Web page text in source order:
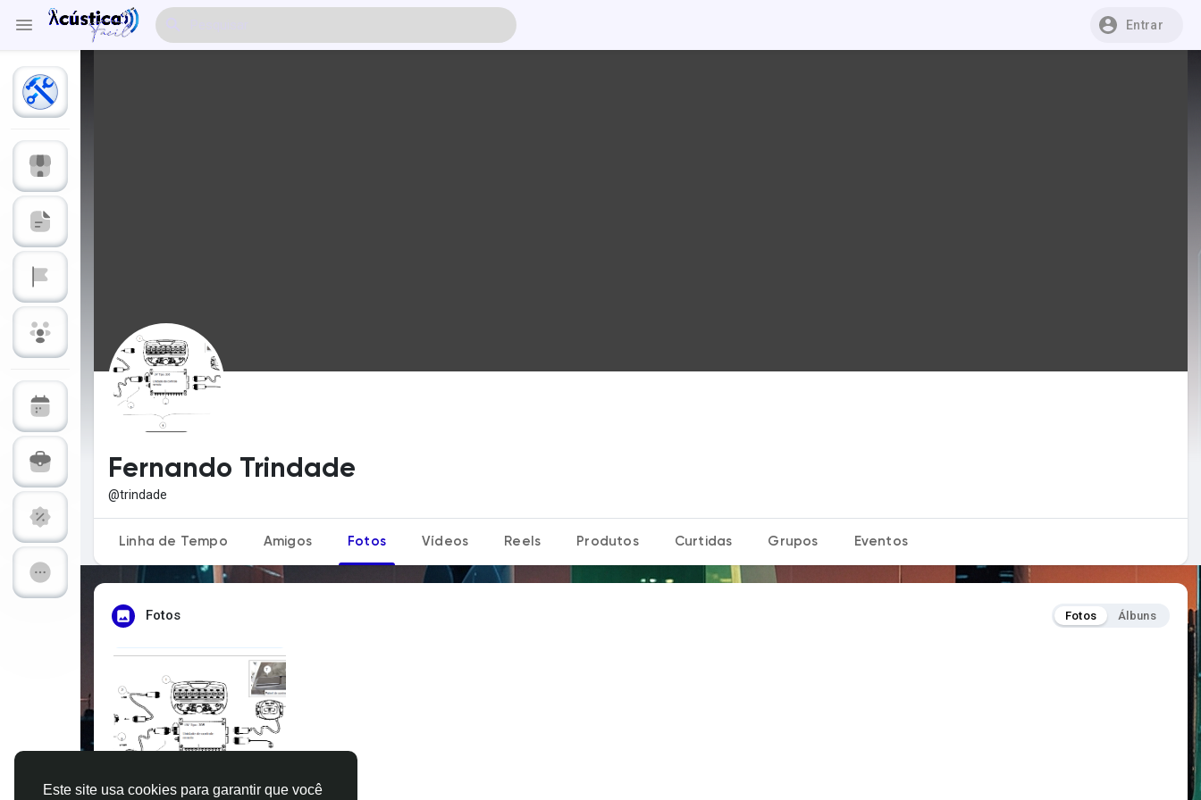
Este site usa cookies para garantir que você
Entrar
Explorar Grupos Meus Grupos
Explorar Páginas Páginas Curtidas
Postagens populares Descubra Novas Postagens
Trabalhos
Vídeos & Treinamentos
Fernando Trindade
@trindade
Linha de Tempo Amigos Fotos Vídeos Reels Produtos Curtidas Grupos Eventos
Fotos Fotos Álbuns